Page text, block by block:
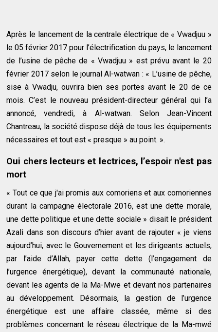
Après le lancement de la centrale électrique de « Vwadjuu »
le 05 février 2017 pour l’électrification du pays, le lancement
de l’usine de pêche de « Vwadjuu » est prévu avant le 20
février 2017 selon le journal Al-watwan : « L’usine de pêche,
sise à Vwadju, ouvrira bien ses portes avant le 20 de ce
mois. C’est le nouveau président-directeur général qui l’a
annoncé, vendredi, à Al-watwan. Selon Jean-Vincent
Chantreau, la société dispose déjà de tous les équipements
nécessaires et tout est « presque » au point. ».
Oui chers lecteurs et lectrices, l’espoir n'est pas
mort
« Tout ce que j'ai promis aux comoriens et aux comoriennes
durant la campagne électorale 2016, est une dette morale,
une dette politique et une dette sociale » disait le président
Azali dans son discours d’hier avant de rajouter « je viens
aujourd’hui, avec le Gouvernement et les dirigeants actuels,
par l’aide d’Allah, payer cette dette (l’engagement de
l’urgence énergétique), devant la communauté nationale,
devant les agents de la Ma-Mwe et devant nos partenaires
au développement. Désormais, la gestion de l’urgence
énergétique est une affaire classée, même si des
problèmes concernant le réseau électrique de la Ma-mwé